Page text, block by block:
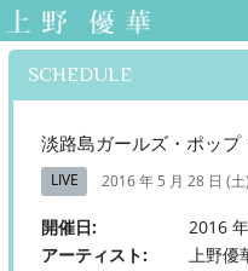
上野優華 オフィ
シャルサイト-
SCHEDULE
淡路島ガールズ・ポップ
LIVE 2016 年 5 月 28 日 (土)
開催日
2016
アーティスト
上野優